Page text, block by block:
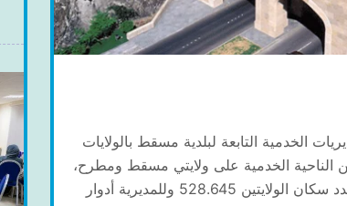
الخدمية التابعة لبلدية مسقط بالولايات
الناحية الخدمية على ولايتي مسقط ومطرح،
وتبلغ المساحة الجغرافية للولايتين 364 كيلومترا مربعا، بينما يبلغ عدد سكان الولايتين 528.645 وللمديرية أدوار